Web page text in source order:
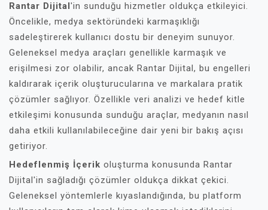
Rantar Dijital'in sunduğu hizmetler oldukça etkileyici.
Öncelikle, medya sektöründeki karmaşıklığı
sadeleştirerek kullanıcı dostu bir deneyim sunuyor.
Geleneksel medya araçları genellikle karmaşık ve
erişilmesi zor olabilir, ancak Rantar Dijital, bu engelleri
kaldırarak içerik oluşturucularına ve markalara pratik
çözümler sağlıyor. Özellikle veri analizi ve hedef kitle
etkileşimi konusunda sunduğu araçlar, medyanın nasıl
daha etkili kullanılabileceğine dair yeni bir bakış açısı
getiriyor.
Hedeflenmiş İçerik oluşturma konusunda Rantar
Dijital'in sağladığı çözümler oldukça dikkat çekici.
Geleneksel yöntemlerle kıyaslandığında, bu platform